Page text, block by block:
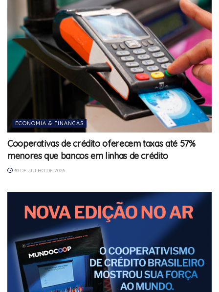
ECONOMIA & FINANÇAS
Cooperativas de crédito oferecem taxas até 57%
menores que bancos em linhas de crédito
30 DE JULHO DE 2026